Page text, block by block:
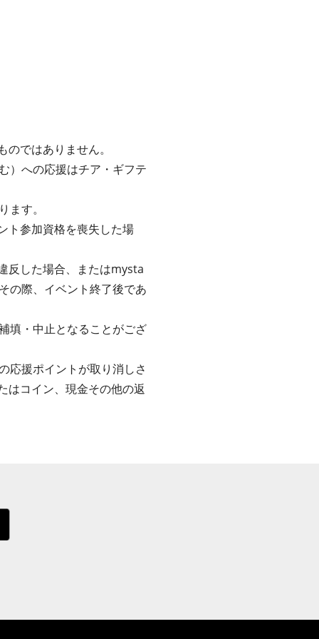
ではありません。
）への応援はチア・ギフテ
す。
ト参加資格を喪失した場
反した場合、またはmysta
の際、イベント終了後であ
填・中止となることがござ
応援ポイントが取り消しさ
はコイン、現金その他の返